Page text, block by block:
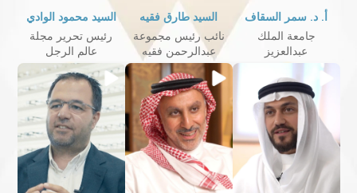
أ. د. سمر السقاف
جامعة الملك
عبدالعزيز
السيد طارق فقيه
نائب رئيس مجموعة
عبدالرحمن فقيه
السيد محمود الوادي
رئيس تحرير مجلة
عالم الرجل